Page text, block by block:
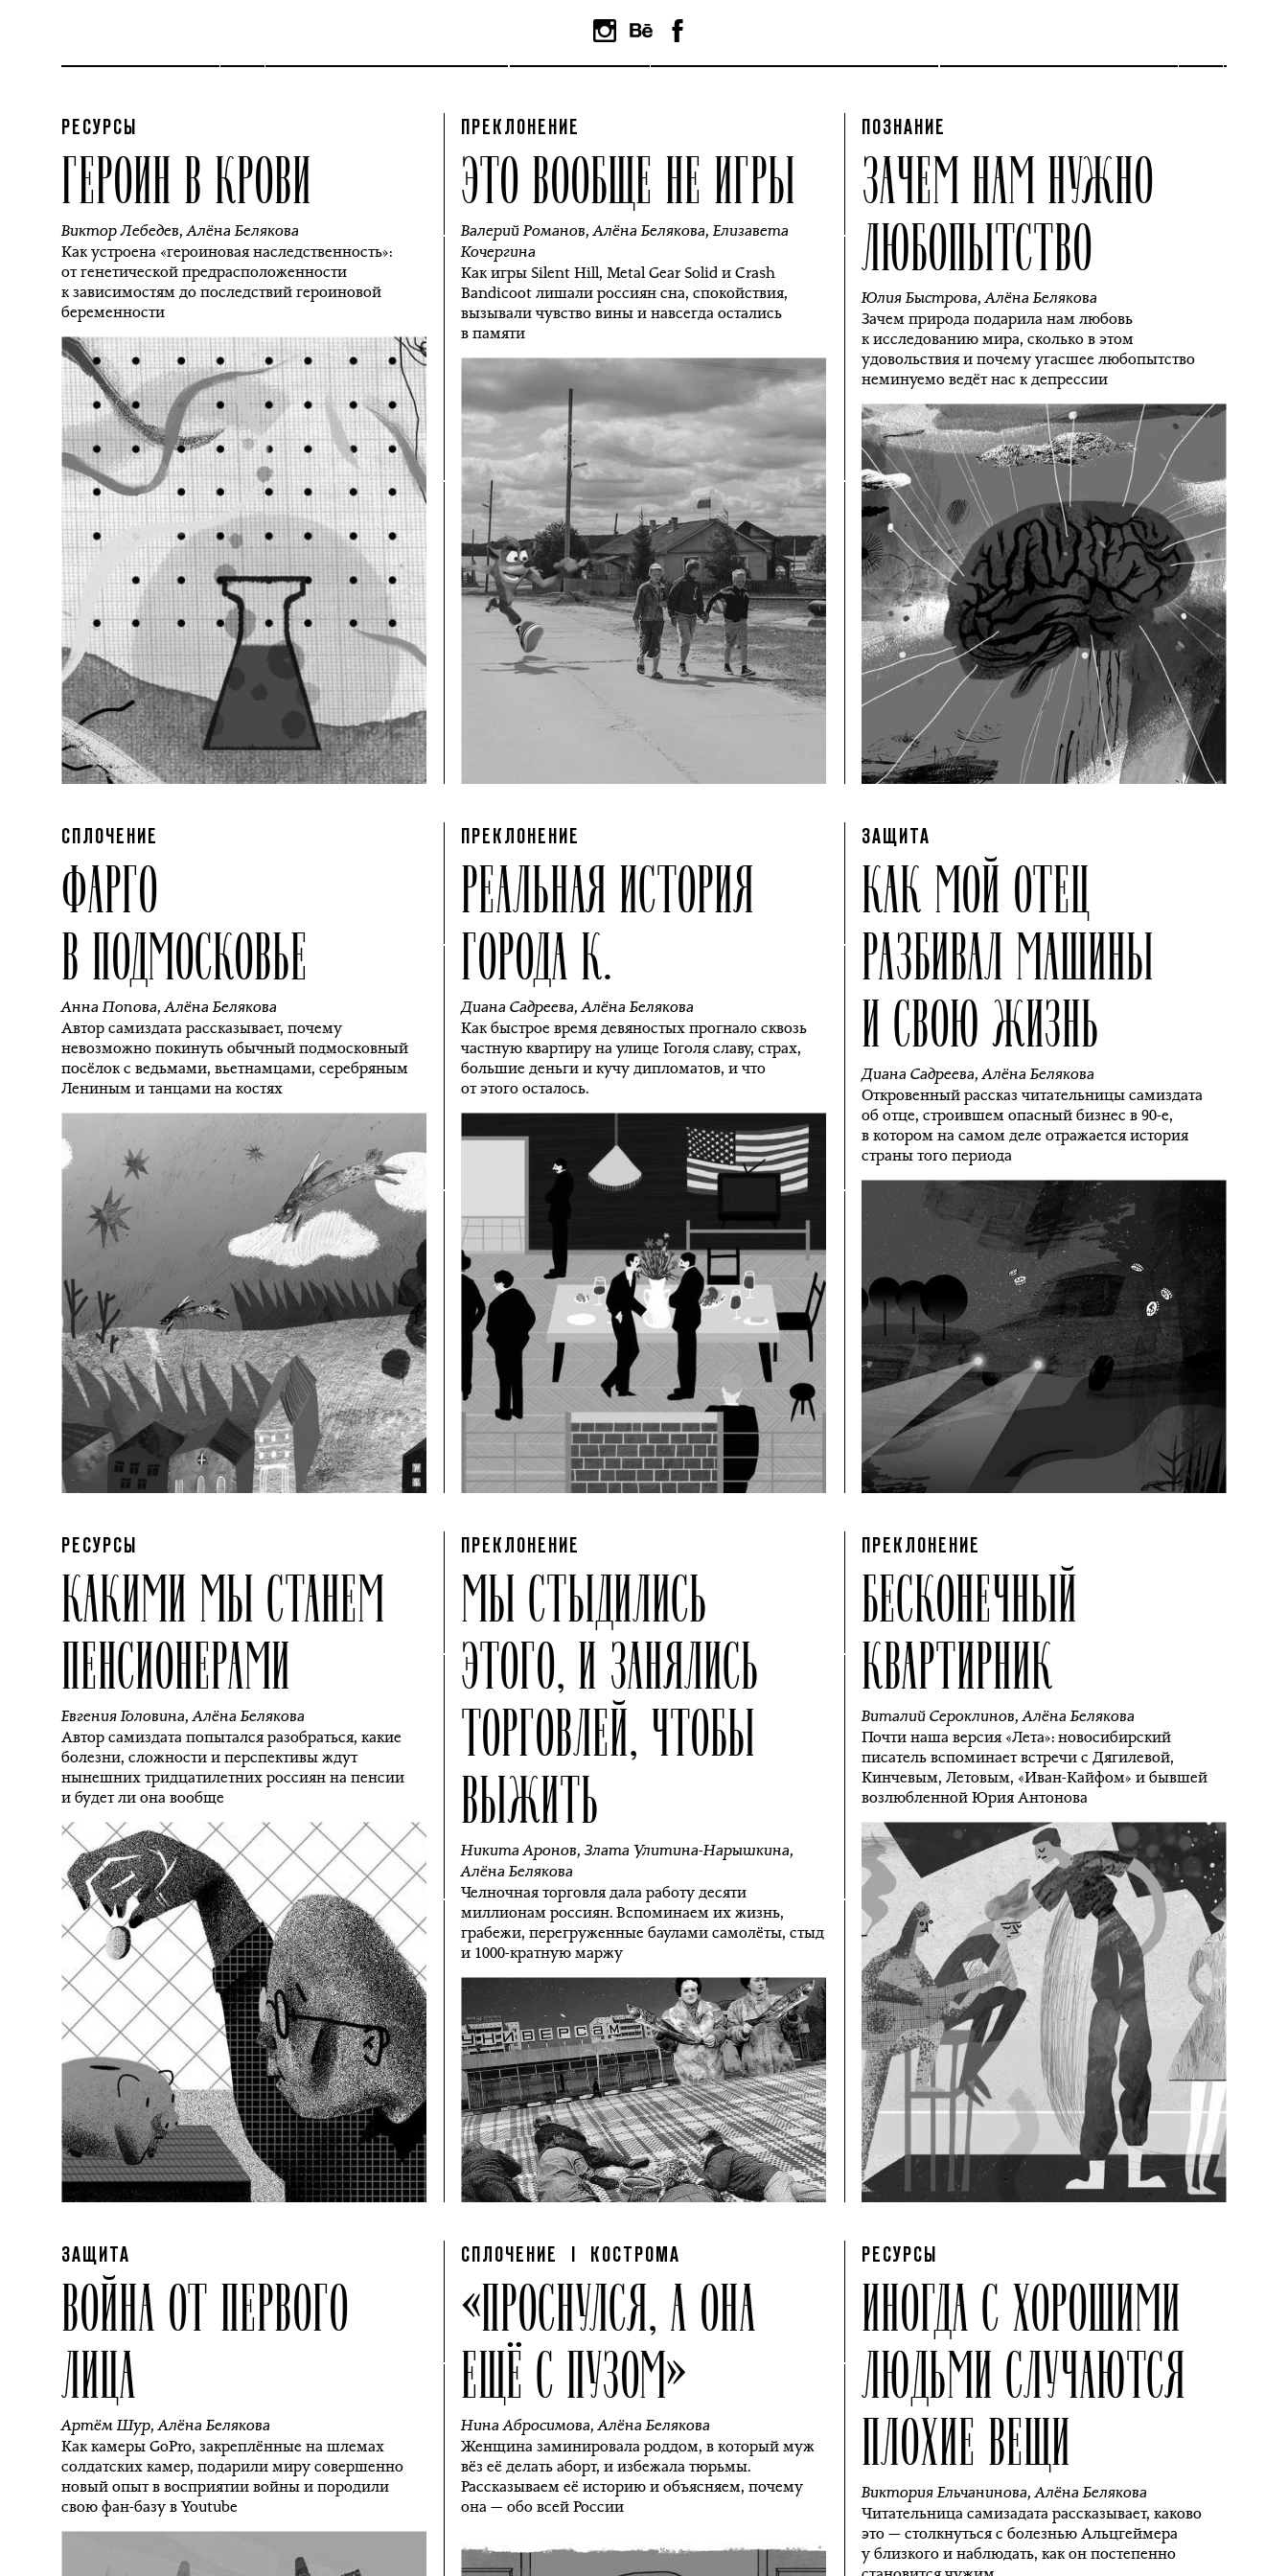
РЕСУРСЫ
ГЕРОИН В КРОВИ
Виктор Лебедев,Алёна Белякова
Как устроена «героиновая наследственность»:
от генетической предрасположенности
к зависимостям до последствий героиновой
беременности
ПРЕКЛОНЕНИЕ
ЭТО ВООБЩЕ НЕ ИГРЫ
Валерий Романов,Алёна Белякова,Елизавета
Кочергина
Как игры Silent Hill, Metal Gear Solid и Crash
Bandicoot лишали россиян сна, спокойствия,
вызывали чувство вины и навсегда остались
в памяти
ПОЗНАНИЕ
ЗАЧЕМ НАМ НУЖНО
ЛЮБОПЫТСТВО
Юлия Быстрова,Алёна Белякова
Зачем природа подарила нам любовь
к исследованию мира, сколько в этом
удовольствия и почему угасшее любопытство
неминуемо ведёт нас к депрессии
СПЛОЧЕНИЕ
ФАРГО
В ПОДМОСКОВЬЕ
Анна Попова,Алёна Белякова
Автор самиздата рассказывает, почему
невозможно покинуть обычный подмосковный
посёлок с ведьмами, вьетнамцами, серебряным
Лениным и танцами на костях
ПРЕКЛОНЕНИЕ
РЕАЛЬНАЯ ИСТОРИЯ
ГОРОДА К.
Диана Садреева,Алёна Белякова
Как быстрое время девяностых прогнало сквозь
частную квартиру на улице Гоголя славу, страх,
большие деньги и кучу дипломатов, и что
от этого осталось.
ЗАЩИТА
КАК МОЙ ОТЕЦ
РАЗБИВАЛ МАШИНЫ
И СВОЮ ЖИЗНЬ
Диана Садреева,Алёна Белякова
Откровенный рассказ читательницы самиздата
об отце, строившем опасный бизнес в 90-е,
в котором на самом деле отражается история
страны того периода
РЕСУРСЫ
КАКИМИ МЫ СТАНЕМ
ПЕНСИОНЕРАМИ
Евгения Головина,Алёна Белякова
Автор самиздата попытался разобраться, какие
болезни, сложности и перспективы ждут
нынешних тридцатилетних россиян на пенсии
и будет ли она вообще
ПРЕКЛОНЕНИЕ
МЫ СТЫДИЛИСЬ
ЭТОГО, И ЗАНЯЛИСЬ
ТОРГОВЛЕЙ, ЧТОБЫ
ВЫЖИТЬ
Никита Аронов,Злата Улитина-Нарышкина,
Алёна Белякова
Челночная торговля дала работу десяти
миллионам россиян. Вспоминаем их жизнь,
грабежи, перегруженные баулами самолёты, стыд
и 1000-кратную маржу
ПРЕКЛОНЕНИЕ
БЕСКОНЕЧНЫЙ
КВАРТИРНИК
Виталий Сероклинов,Алёна Белякова
Почти наша версия «Лета»: новосибирский
писатель вспоминает встречи с Дягилевой,
Кинчевым, Летовым, «Иван-Кайфом» и бывшей
возлюбленной Юрия Антонова
ЗАЩИТА
ВОЙНА ОТ ПЕРВОГО
ЛИЦА
Артём Шур,Алёна Белякова
Как камеры GoPro, закреплённые на шлемах
солдатских камер, подарили миру совершенно
новый опыт в восприятии войны и породили
свою фан-базу в Youtube
СПЛОЧЕНИЕ | КОСТРОМА
«ПРОСНУЛСЯ, А ОНА
ЕЩЁ С ПУЗОМ»
Нина Абросимова,Алёна Белякова
Женщина заминировала роддом, в который муж
вёз её делать аборт, и избежала тюрьмы.
Рассказываем её историю и объясняем, почему
она — обо всей России
РЕСУРСЫ
ИНОГДА С ХОРОШИМИ
ЛЮДЬМИ СЛУЧАЮТСЯ
ПЛОХИЕ ВЕЩИ
Виктория Ельчанинова,Алёна Белякова
Читательница самизадата рассказывает, каково
это — столкнуться с болезнью Альцгеймера
у близкого и наблюдать, как он постепенно